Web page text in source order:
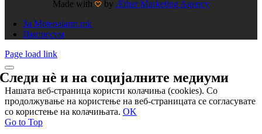
Made with
by Æther Marketing Agency
За Meteoalarm.mk
Импресум
Page load link
Следи нѐ и насоцијалните медиуми
Нашата веб-страница користи колачиња (cookies). Со
продолжување на користење на веб-страницата се согласувате
со користење на колачињата. OK
Go to Top